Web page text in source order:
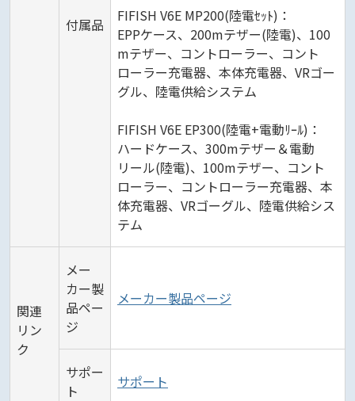
付属品
FIFISH V6E MP200(陸電ｾｯﾄ)：
EPPケース、200mテザー(陸電)、100
mテザー、コントローラー、コント
ローラー充電器、本体充電器、VRゴー
グル、陸電供給システム
FIFISH V6E EP300(陸電+電動ﾘｰﾙ)：
ハードケース、300mテザー＆電動
リール(陸電)、100mテザー、コント
ローラー、コントローラー充電器、本
体充電器、VRゴーグル、陸電供給シス
テム
関連
リン
ク
メー
カー製
品ペー
ジ
メーカー製品ページ
サポー
ト
サポート